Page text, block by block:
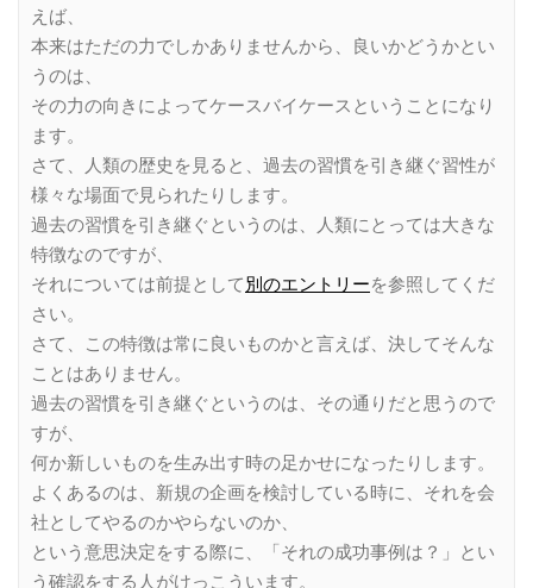
えば、
本来はただの力でしかありませんから、良いかどうかとい
うのは、
その力の向きによってケースバイケースということになり
ます。
さて、人類の歴史を見ると、過去の習慣を引き継ぐ習性が
様々な場面で見られたりします。
過去の習慣を引き継ぐというのは、人類にとっては大きな
特徴なのですが、
それについては前提として別のエントリーを参照してくだ
さい。
さて、この特徴は常に良いものかと言えば、決してそんな
ことはありません。
過去の習慣を引き継ぐというのは、その通りだと思うので
すが、
何か新しいものを生み出す時の足かせになったりします。
よくあるのは、新規の企画を検討している時に、それを会
社としてやるのかやらないのか、
という意思決定をする際に、「それの成功事例は？」とい
う確認をする人がけっこういます。